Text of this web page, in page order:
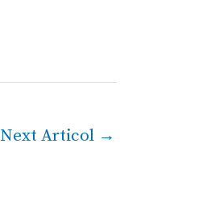
Next Articol →